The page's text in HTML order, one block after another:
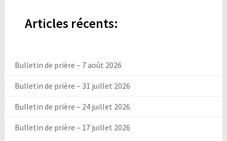
Articles récents:
Bulletin de prière – 7 août 2026
Bulletin de prière – 31 juillet 2026
Bulletin de prière – 24 juillet 2026
Bulletin de prière – 17 juillet 2026